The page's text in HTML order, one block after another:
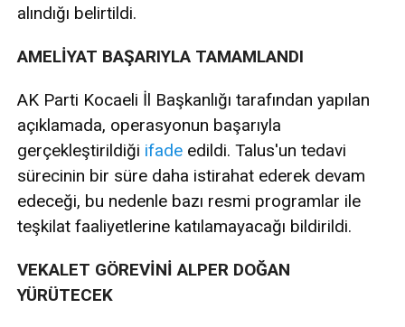
alındığı belirtildi.
AMELİYAT BAŞARIYLA TAMAMLANDI
AK Parti Kocaeli İl Başkanlığı tarafından yapılan
açıklamada, operasyonun başarıyla
gerçekleştirildiği ifade edildi. Talus'un tedavi
sürecinin bir süre daha istirahat ederek devam
edeceği, bu nedenle bazı resmi programlar ile
teşkilat faaliyetlerine katılamayacağı bildirildi.
VEKALET GÖREVİNİ ALPER DOĞAN
YÜRÜTECEK